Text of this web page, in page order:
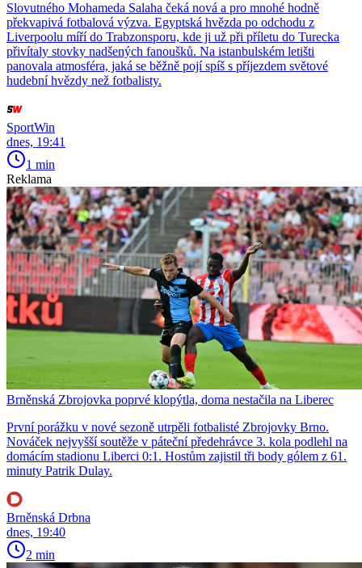
Slovutného Mohameda Salaha čeká nová a pro mnohé hodně
překvapivá fotbalová výzva. Egyptská hvězda po odchodu z
Liverpoolu míří do Trabzonsporu, kde ji už při příletu do Turecka
přivítaly stovky nadšených fanoušků. Na istanbulském letišti
panovala atmosféra, jaká se běžně pojí spíš s příjezdem světové
hudební hvězdy než fotbalisty.
SportWin
dnes, 19:41
1 min
Reklama
Brněnská Zbrojovka poprvé klopýtla, doma nestačila na Liberec
První porážku v nové sezoně utrpěli fotbalisté Zbrojovky Brno.
Nováček nejvyšší soutěže v páteční předehrávce 3. kola podlehl na
domácím stadionu Liberci 0:1. Hostům zajistil tři body gólem z 61.
minuty Patrik Dulay.
Brněnská Drbna
dnes, 19:40
2 min